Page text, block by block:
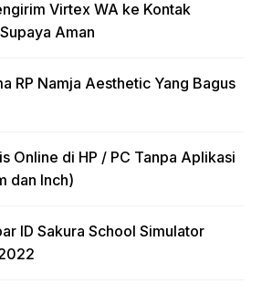
Virtex WA ke Kontak
Aman
RP Namja Aesthetic Yang Bagus
Online di HP / PC Tanpa Aplikasi
dan Inch)
ID Sakura School Simulator